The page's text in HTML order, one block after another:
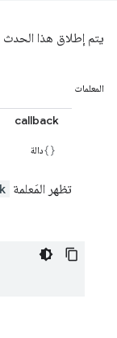
يتم إطلاق هذا
المعلمات
callback
دالة
تظهر المَعلمة